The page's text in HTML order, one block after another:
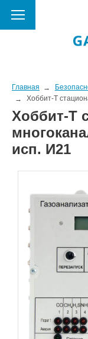
Главная
Хоббит-Т
Хоббит-Т
исп. И21